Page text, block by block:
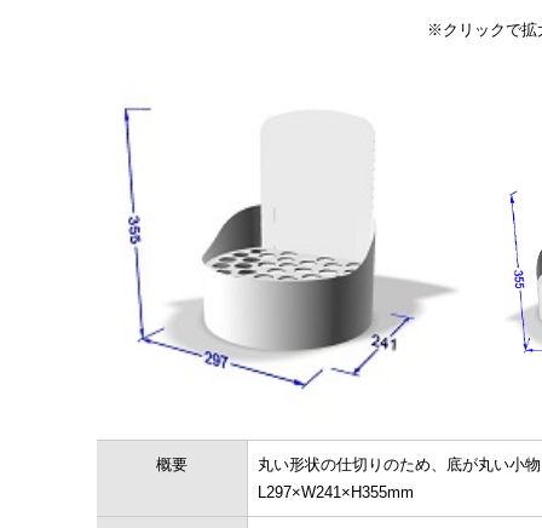
※クリックで拡
概要
丸い形状の仕切りのため、底が丸い小
L297×W241×H355mm